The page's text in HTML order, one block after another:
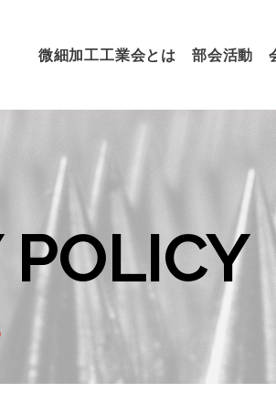
微細加工工業会とは 部会活動
POLICY